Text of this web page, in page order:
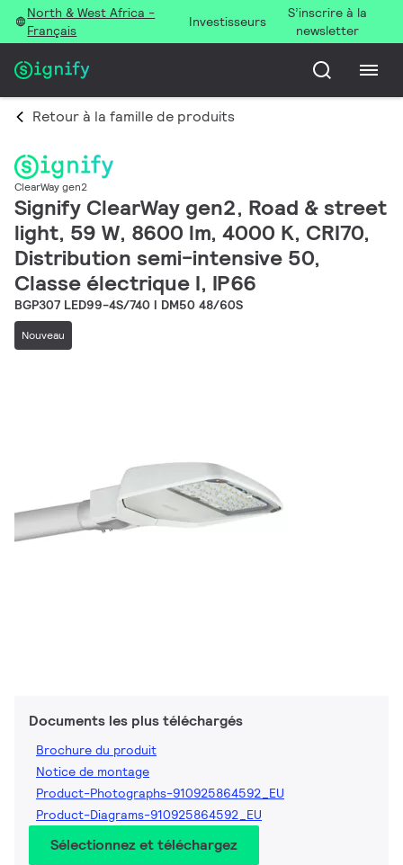
North & West Africa -
Français
Investisseurs
S’inscrire à la
newsletter
Retour à la famille de produits
ClearWay gen2
Signify ClearWay gen2, Road & street
light, 59 W, 8600 lm, 4000 K, CRI70,
Distribution semi-intensive 50,
Classe électrique I, IP66
BGP307 LED99-4S/740 I DM50 48/60S
Nouveau
Documents les plus téléchargés
Brochure du produit
Notice de montage
Product-Photographs-910925864592_EU
Product-Diagrams-910925864592_EU
Sélectionnez et téléchargez